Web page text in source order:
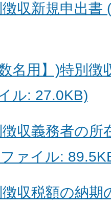
収新規申出書
名用】)特別徴
ル: 27.0KB)
収義務者の所
ァイル:
収税額の納期